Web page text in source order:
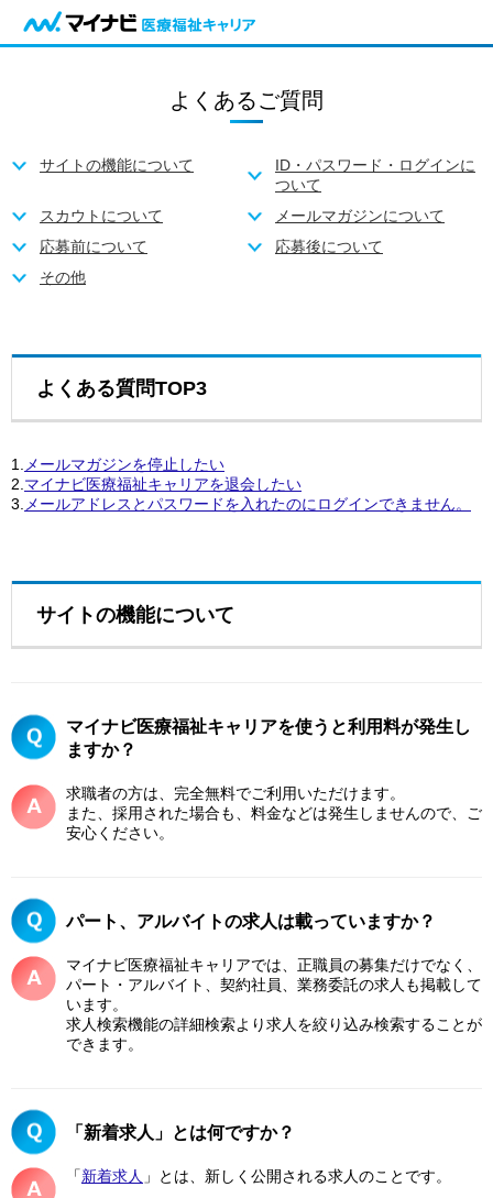
よくあるご質問
サイトの機能について
ID・パスワード・ログインに
ついて
スカウトについて
メールマガジンについて
応募前について
応募後について
その他
よくある質問TOP3
1.メールマガジンを停止したい
2.マイナビ医療福祉キャリアを退会したい
3.メールアドレスとパスワードを入れたのにログインできません。
サイトの機能について
マイナビ医療福祉キャリアを使うと利用料が発生し
ますか？
求職者の方は、完全無料でご利用いただけます。
また、採用された場合も、料金などは発生しませんので、ご
安心ください。
パート、アルバイトの求人は載っていますか？
マイナビ医療福祉キャリアでは、正職員の募集だけでなく、
パート・アルバイト、契約社員、業務委託の求人も掲載して
います。
求人検索機能の詳細検索より求人を絞り込み検索することが
できます。
「新着求人」とは何ですか？
「新着求人 」とは、新しく公開される求人のことです。